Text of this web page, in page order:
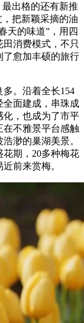
出格的还有新推
把新颖采摘的油
天的味道”，用四
消费模式，不只
了愈加丰硕的旅行
。沿着全长154
全面建成，串珠成
化，也成为了市平
在不雅景平台感触
渺的巢湖美景。
期，20多种梅花
前来赏梅。